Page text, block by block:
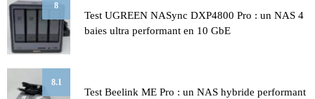
8
Test UGREEN NASync DXP4800 Pro : un NAS 4
baies ultra performant en 10 GbE
8.1
Test Beelink ME Pro : un NAS hybride performant